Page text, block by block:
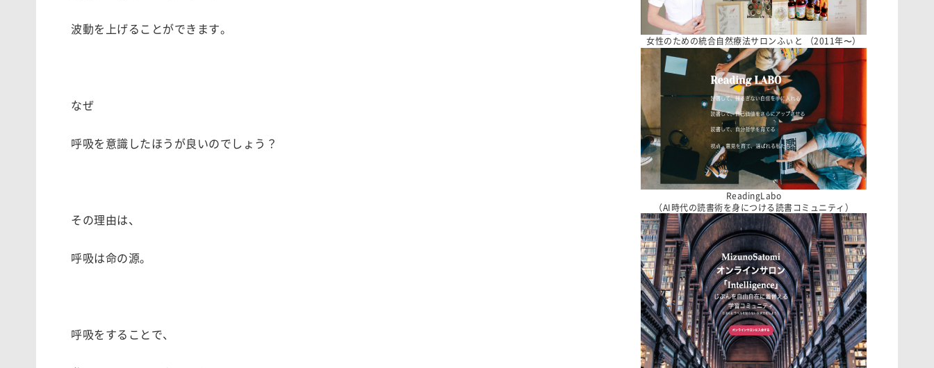
波動を上げることができます。
なぜ
呼吸を意識したほうが良いのでしょう？
その理由は、
呼吸は命の源。
呼吸をすることで、
女性のための統合自然療法サロンふぃと （2011年〜）
ReadingLabo
（AI時代の読書術を身につける読書コミュニティ）